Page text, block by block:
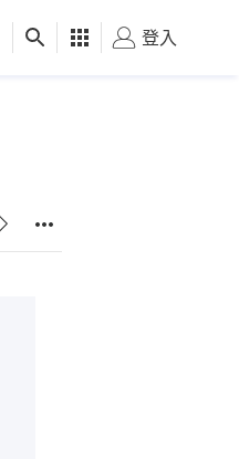
健康 好食玩飛
登入